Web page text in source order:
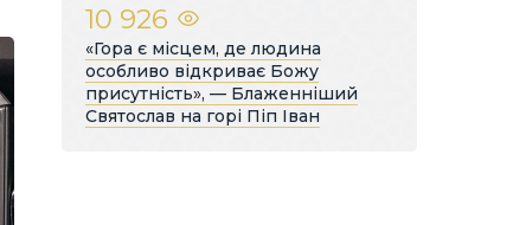
10 926
«Гора є місцем, де людина
особливо відкриває Божу
присутність», — Блаженніший
Святослав на горі Піп Іван